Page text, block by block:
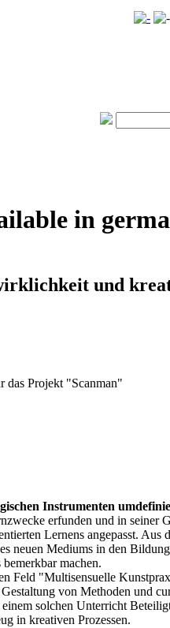
in
und
das Projekt "Scanman"
Instrumenten
erfunden und in seiner
Lernens angepasst. Aus
neuen Mediums in den
machen.
Feld "Multisensuelle
von Methoden und
solchen Unterricht
in kreativen Prozessen.